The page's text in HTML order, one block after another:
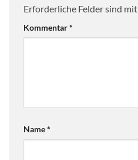
Erforderliche Felder sind mit
Kommentar*
Name*